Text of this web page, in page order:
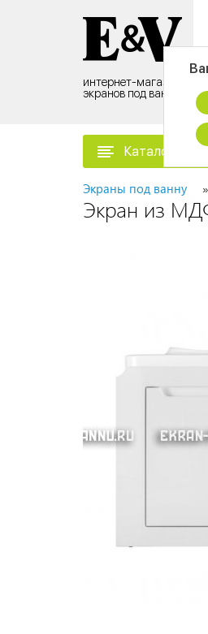
интернет-магазин
экранов под ванну
Каталог
Экраны под ванну
Экран из